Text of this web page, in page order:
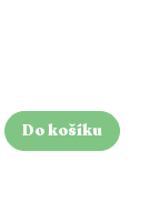
Do košíku